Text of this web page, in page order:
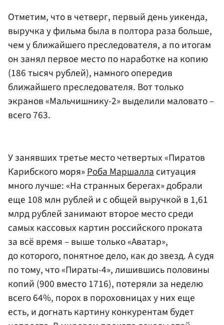
Отметим, что в четверг, первый день уикенда,
выручка у фильма была в полтора раза больше,
чем у ближайшего преследователя, а по итогам
он занял первое место по наработке на копию
(186 тысяч рублей), намного опередив
ближайшего преследователя. Вот только
экранов «Мальчишнику-2» выделили маловато –
всего 763.
У занявших третье место четвертых «Пиратов
Карибского моря»Роба Маршалласитуация
много лучше: «На странных берегах» добрали
еще 108 млн рублей и с общей выручкой в 1,61
млрд рублей занимают второе место среди
самых кассовых картин российского проката
за всё время – выше только «Аватар»,
до которого, понятное дело, как до звезд. А судя
по тому, что «Пираты-4», лишившись половины
копий (900 вместо 1716), потеряли за неделю
всего 64%, порох в пороховницах у них еще
есть, и догнать картину конкурентам будет